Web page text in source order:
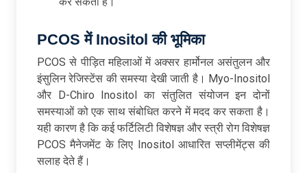
PCOS में Inositol की भूमिका
PCOS से पीड़ित महिलाओं में अक्सर हार्मोनल असंतुलन और
इंसुलिन रेजिस्टेंस की समस्या देखी जाती है। Myo-Inositol
और D-Chiro Inositol का संतुलित संयोजन इन दोनों
समस्याओं को एक साथ संबोधित करने में मदद कर सकता है।
यही कारण है कि कई फर्टिलिटी विशेषज्ञ और स्त्री रोग विशेषज्ञ
PCOS मैनेजमेंट के लिए Inositol आधारित सप्लीमेंट्स की
सलाह देते हैं।